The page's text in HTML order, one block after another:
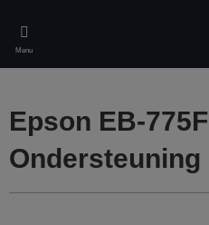
main
content
Menu
Epson EB-775F
Ondersteuning